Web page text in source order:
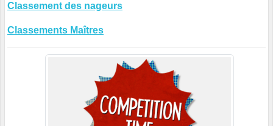
Classement des nageurs
Classements Maîtres